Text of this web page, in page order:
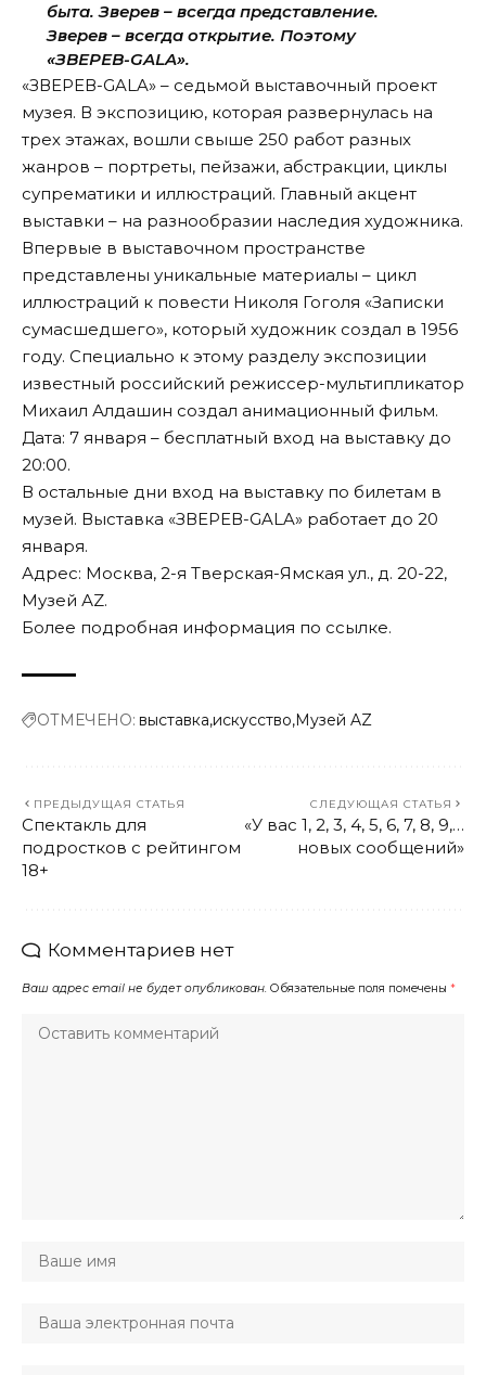
быта. Зверев – всегда представление.
Зверев – всегда открытие. Поэтому
«ЗВЕРЕВ-GALA».
«ЗВЕРЕВ-GALA» – седьмой выставочный проект
музея. В экспозицию, которая развернулась на
трех этажах, вошли свыше 250 работ разных
жанров – портреты, пейзажи, абстракции, циклы
супрематики и иллюстраций. Главный акцент
выставки – на разнообразии наследия художника.
Впервые в выставочном пространстве
представлены уникальные материалы – цикл
иллюстраций к повести Николя Гоголя «Записки
сумасшедшего», который художник создал в 1956
году. Специально к этому разделу экспозиции
известный российский режиссер-мультипликатор
Михаил Алдашин создал анимационный фильм.
Дата: 7 января – бесплатный вход на выставку до
20:00.
В остальные дни вход на выставку по билетам в
музей. Выставка «ЗВЕРЕВ-GALA» работает до 20
января.
Адрес: Москва, 2-я Тверская-Ямская ул., д. 20-22,
Музей АZ.
Более подробная информация по ссылке.
ОТМЕЧЕНО: выставка искусство Музей AZ
ПРЕДЫДУЩАЯ СТАТЬЯ
Спектакль для
подростков с рейтингом
18+
СЛЕДУЮЩАЯ СТАТЬЯ
«У вас 1, 2, 3, 4, 5, 6, 7, 8, 9,…
новых сообщений»
Комментариев нет
Ваш адрес email не будет опубликован. Обязательные поля помечены *